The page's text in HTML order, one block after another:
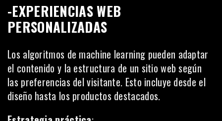
-EXPERIENCIAS WEB
PERSONALIZADAS
Los algoritmos de machine learning pueden adaptar
el contenido y la estructura de un sitio web según
las preferencias del visitante. Esto incluye desde el
diseño hasta los productos destacados.